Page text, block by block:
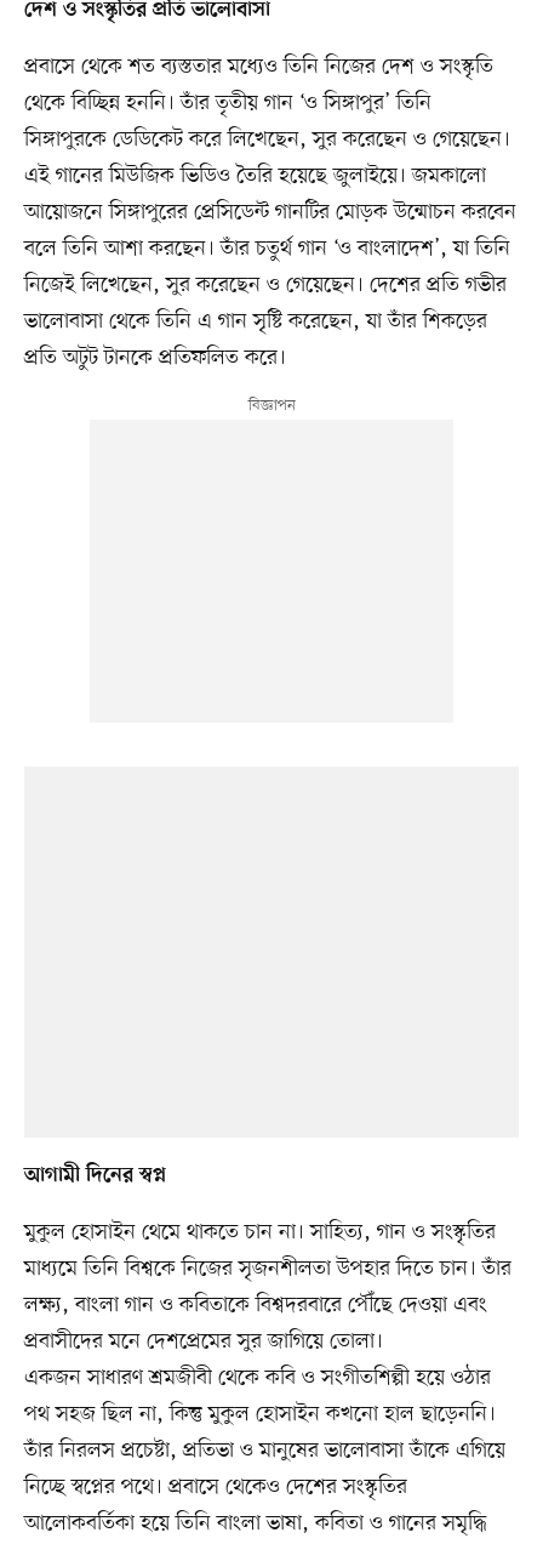
দেশ ও সংস্কৃতির প্রতি ভালোবাসা
প্রবাসে থেকে শত ব্যস্ততার মধ্যেও তিনি নিজের দেশ ও সংস্কৃতি
থেকে বিচ্ছিন্ন হননি। তাঁর তৃতীয় গান ‘ও সিঙ্গাপুর’ তিনি
সিঙ্গাপুরকে ডেডিকেট করে লিখেছেন, সুর করেছেন ও গেয়েছেন।
এই গানের মিউজিক ভিডিও তৈরি হয়েছে জুলাইয়ে। জমকালো
আয়োজনে সিঙ্গাপুরের প্রেসিডেন্ট গানটির মোড়ক উন্মোচন করবেন
বলে তিনি আশা করছেন। তাঁর চতুর্থ গান ‘ও বাংলাদেশ’, যা তিনি
নিজেই লিখেছেন, সুর করেছেন ও গেয়েছেন। দেশের প্রতি গভীর
ভালোবাসা থেকে তিনি এ গান সৃষ্টি করেছেন, যা তাঁর শিকড়ের
প্রতি অটুট টানকে প্রতিফলিত করে।
আগামী দিনের স্বপ্ন
মুকুল হোসাইন থেমে থাকতে চান না। সাহিত্য, গান ও সংস্কৃতির
মাধ্যমে তিনি বিশ্বকে নিজের সৃজনশীলতা উপহার দিতে চান। তাঁর
লক্ষ্য, বাংলা গান ও কবিতাকে বিশ্বদরবারে পৌঁছে দেওয়া এবং
প্রবাসীদের মনে দেশপ্রেমের সুর জাগিয়ে তোলা।
একজন সাধারণ শ্রমজীবী থেকে কবি ও সংগীতশিল্পী হয়ে ওঠার
পথ সহজ ছিল না, কিন্তু মুকুল হোসাইন কখনো হাল ছাড়েননি।
তাঁর নিরলস প্রচেষ্টা, প্রতিভা ও মানুষের ভালোবাসা তাঁকে এগিয়ে
নিচ্ছে স্বপ্নের পথে। প্রবাসে থেকেও দেশের সংস্কৃতির
আলোকবর্তিকা হয়ে তিনি বাংলা ভাষা, কবিতা ও গানের সমৃদ্ধি